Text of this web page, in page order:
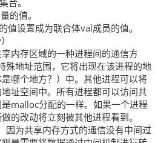
合。
的值。
值设置成为联合体val成员的值。
内存区域的一种进程间的通信方
殊地址范围，它将出现在该进程的地
哪个地方？）中。其他进程可以将
址空间中。所有进程都可以访问共
malloc分配的一样。如果一个进程
的改动将立刻被其他进程看到。
因为共享内存方式的通信没有中间过